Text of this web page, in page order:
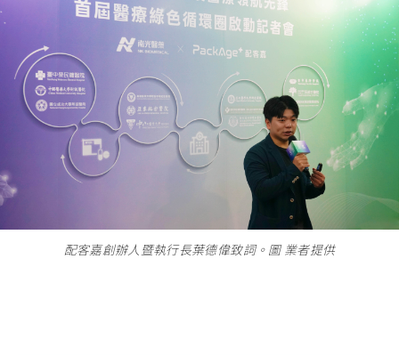
配客嘉創辦人暨執行長葉德偉致詞。圖 業者提供